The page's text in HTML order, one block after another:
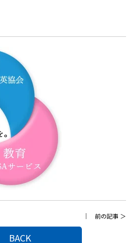
｜ 前の記事 ＞
BACK